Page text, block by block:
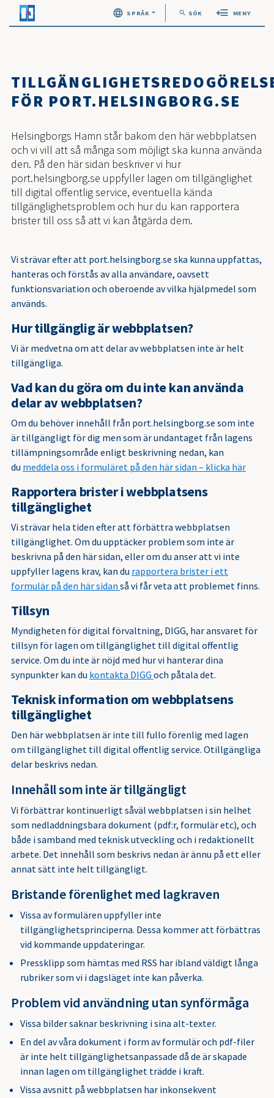
SPRÅK search
Öppna sök
SÖK MENY
FÖR PORT.HELSINGBORG.SE
Helsingborgs Hamn står bakom den här webbplatsen
och vi vill att så många som möjligt ska kunna använda
den. På den här sidan beskriver vi hur
port.helsingborg.se uppfyller lagen om tillgänglighet
till digital offentlig service, eventuella kända
tillgänglighetsproblem och hur du kan rapportera
brister till oss så att vi kan åtgärda dem.
Vi strävar efter att port.helsingborg.se ska kunna uppfattas,
hanteras och förstås av alla användare, oavsett
funktionsvariation och oberoende av vilka hjälpmedel som
används.
Hur tillgänglig är webbplatsen?
Vi är medvetna om att delar av webbplatsen inte är helt
tillgängliga.
Vad kan du göra om du inte kan använda
delar av webbplatsen?
Om du behöver innehåll från port.helsingborg.se som inte
är tillgängligt för dig men som är undantaget från lagens
tillämpningsområde enligt beskrivning nedan, kan
du meddela oss i formuläret på den här sidan – klicka här
Rapportera brister i webbplatsens
tillgänglighet
Vi strävar hela tiden efter att förbättra webbplatsen
tillgänglighet. Om du upptäcker problem som inte är
beskrivna på den här sidan, eller om du anser att vi inte
uppfyller lagens krav, kan du rapportera brister i ett
formulär på den här sidan så vi får veta att problemet finns.
Tillsyn
Myndigheten för digital förvaltning, DIGG, har ansvaret för
tillsyn för lagen om tillgänglighet till digital offentlig
service. Om du inte är nöjd med hur vi hanterar dina
synpunkter kan du kontakta DIGG och påtala det.
Teknisk information om webbplatsens
tillgänglighet
Den här webbplatsen är inte till fullo förenlig med lagen
om tillgänglighet till digital offentlig service. Otillgängliga
delar beskrivs nedan.
Innehåll som inte är tillgängligt
Vi förbättrar kontinuerligt såväl webbplatsen i sin helhet
som nedladdningsbara dokument (pdf:r, formulär etc), och
både i samband med teknisk utveckling och i redaktionellt
arbete. Det innehåll som beskrivs nedan är ännu på ett eller
annat sätt inte helt tillgängligt.
Bristande förenlighet med lagkraven
Vissa av formulären uppfyller inte
tillgänglighetsprinciperna. Dessa kommer att förbättras
vid kommande uppdateringar.
Pressklipp som hämtas med RSS har ibland väldigt långa
rubriker som vi i dagsläget inte kan påverka.
Problem vid användning utan synförmåga
Vissa bilder saknar beskrivning i sina alt-texter.
En del av våra dokument i form av formulär och pdf-filer
är inte helt tillgänglighetsanpassade då de är skapade
innan lagen om tillgänglighet trädde i kraft.
Vissa avsnitt på webbplatsen har inkonsekvent